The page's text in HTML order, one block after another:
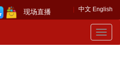
中文 English
现场直播
Toggle